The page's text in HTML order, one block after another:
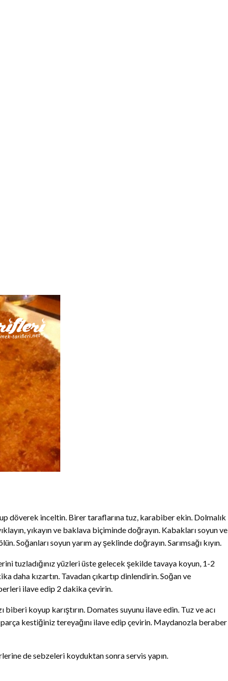
döverek inceltin. Birer taraflarına tuz, karabiber ekin. Dolmalık
yıkayın ve baklava biçiminde doğrayın. Kabakları soyun ve
Soğanları soyun yarım ay şeklinde doğrayın. Sarımsağı kıyın.
tuzladığınız yüzleri üste gelecek şekilde tavaya koyun, 1-2
daha kızartın. Tavadan çıkartıp dinlendirin. Soğan ve
ilave edip 2 dakika çevirin.
biberi koyup karıştırın. Domates suyunu ilave edin. Tuz ve acı
kestiğiniz tereyağını ilave edip çevirin. Maydanozla beraber
de sebzeleri koyduktan sonra servis yapın.